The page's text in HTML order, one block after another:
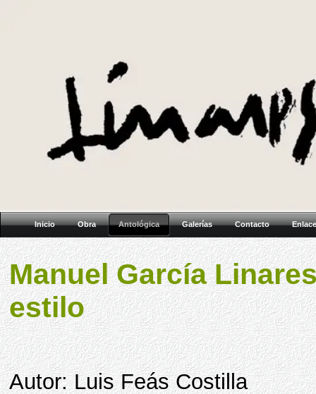
Inicio Obra Antológica Galerías Contacto
Manuel García
estilo
Autor: Luis Feás Costilla